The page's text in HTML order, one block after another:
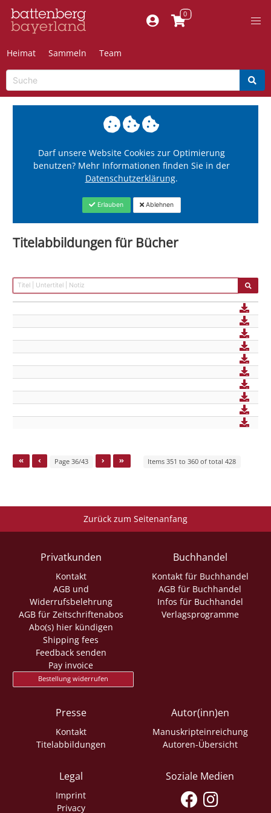
Heimat Sammeln Team
Darf unsere Website Cookies zur Optimierung
benutzen? Mehr Informationen finden Sie in der
Datenschutzerklärung.
Erlauben Ablehnen
Titelabbildungen für Bücher
Page 36/43 Items 351 to 360 of total 428
Zurück zum Seitenanfang
Privatkunden
Kontakt
AGB und
Widerrufsbelehrung
AGB für Zeitschriftenabos
Abo(s) hier kündigen
Shipping fees
Feedback senden
Pay invoice
Bestellung widerrufen
Buchhandel
Kontakt für Buchhandel
AGB für Buchhandel
Infos für Buchhandel
Verlagsprogramme
Presse
Kontakt
Titelabbildungen
Autor(inn)en
Manuskripteinreichung
Autoren-Übersicht
Legal
Imprint
Privacy
Soziale Medien